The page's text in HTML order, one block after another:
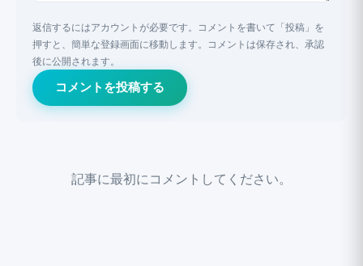
返信するにはアカウントが必要です。コメントを書いて「投稿」を
押すと、簡単な登録画面に移動します。コメントは保存され、承認
後に公開されます。
コメントを投稿する
記事に最初にコメントしてください。